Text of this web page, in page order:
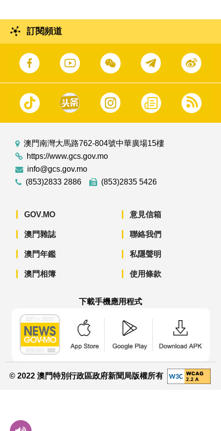
訂閱頻道
澳門南灣大馬路762-804號中華廣場15樓
https://www.gcs.gov.mo
info@gcs.gov.mo
(853)2833 2886
(853)2835 5426
GOV.MO
澳門雜誌
澳門年鑑
澳門相簿
意見信箱
聯絡我們
私隱聲明
使用條款
下載手機應用程式
© 2022 澳門特別行政區政府新聞局版權所有